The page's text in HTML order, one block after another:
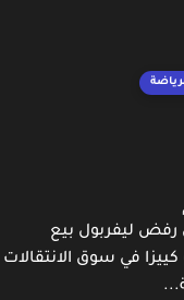
ليفربول بيع
في سوق الانتقالات